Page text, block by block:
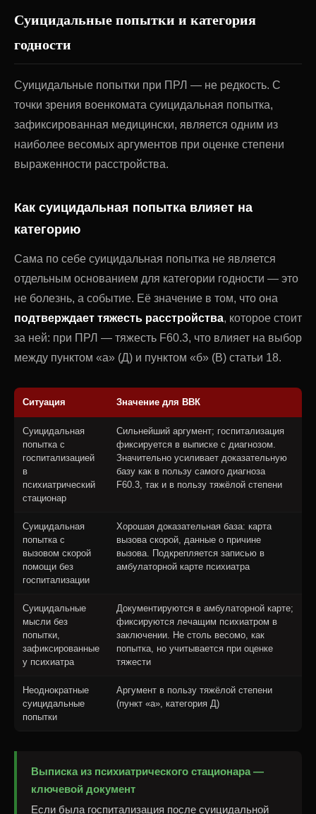
Суицидальные попытки и категория
годности
Суицидальные попытки при ПРЛ — не редкость. С
точки зрения военкомата суицидальная попытка,
зафиксированная медицински, является одним из
наиболее весомых аргументов при оценке степени
выраженности расстройства.
Как суицидальная попытка влияет на
категорию
Сама по себе суицидальная попытка не является
отдельным основанием для категории годности — это
не болезнь, а событие. Её значение в том, что она
подтверждает тяжесть расстройства, которое стоит
за ней: при ПРЛ — тяжесть F60.3, что влияет на выбор
между пунктом «а» (Д) и пунктом «б» (В) статьи 18.
Ситуация Значение для ВВК
Суицидальная
попытка с
госпитализацией
в
психиатрический
стационар
Сильнейший аргумент; госпитализация
фиксируется в выписке с диагнозом.
Значительно усиливает доказательную
базу как в пользу самого диагноза
F60.3, так и в пользу тяжёлой степени
Суицидальная
попытка с
вызовом скорой
помощи без
госпитализации
Хорошая доказательная база: карта
вызова скорой, данные о причине
вызова. Подкрепляется записью в
амбулаторной карте психиатра
Суицидальные
мысли без
попытки,
зафиксированные
у психиатра
Документируются в амбулаторной карте;
фиксируются лечащим психиатром в
заключении. Не столь весомо, как
попытка, но учитывается при оценке
тяжести
Неоднократные
суицидальные
попытки
Аргумент в пользу тяжёлой степени
(пункт «а», категория Д)
Выписка из психиатрического стационара —
ключевой документ
Если была госпитализация после суицидальной